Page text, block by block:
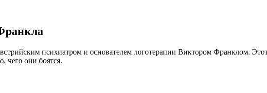
психиатром и основателем логотерапии Виктором Франклом.
чего они боятся.